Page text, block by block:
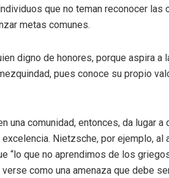
que no teman reconocer las
metas comunes.
digno de honores, porque aspira
pues conoce su propio
una comunidad, entonces, da lugar
Nietzsche, por ejemplo, al
“lo que no aprendimos de los
como una amenaza que debe